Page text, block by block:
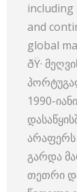
including
and
global
ðŸ·
1990-
არაფერს
გარდა
თეთრი